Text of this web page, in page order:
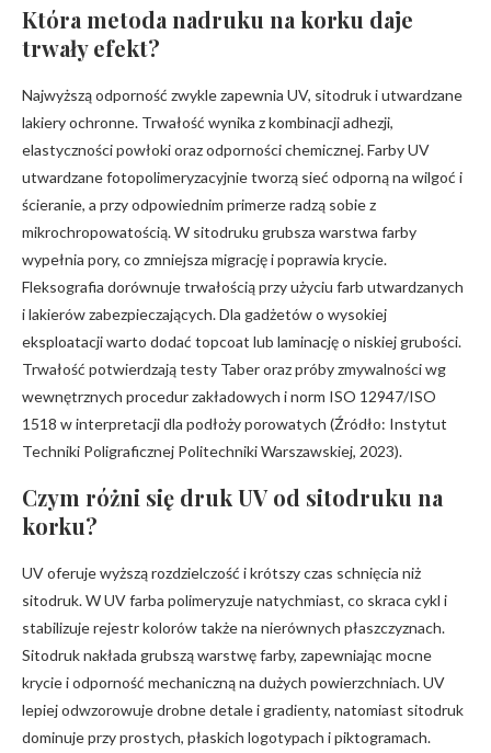
Która metoda nadruku na korku daje
trwały efekt?
Najwyższą odporność zwykle zapewnia UV, sitodruk i utwardzane
lakiery ochronne. Trwałość wynika z kombinacji adhezji,
elastyczności powłoki oraz odporności chemicznej. Farby UV
utwardzane fotopolimeryzacyjnie tworzą sieć odporną na wilgoć i
ścieranie, a przy odpowiednim primerze radzą sobie z
mikrochropowatością. W sitodruku grubsza warstwa farby
wypełnia pory, co zmniejsza migrację i poprawia krycie.
Fleksografia dorównuje trwałością przy użyciu farb utwardzanych
i lakierów zabezpieczających. Dla gadżetów o wysokiej
eksploatacji warto dodać topcoat lub laminację o niskiej grubości.
Trwałość potwierdzają testy Taber oraz próby zmywalności wg
wewnętrznych procedur zakładowych i norm ISO 12947/ISO
1518 w interpretacji dla podłoży porowatych (Źródło: Instytut
Techniki Poligraficznej Politechniki Warszawskiej, 2023).
Czym różni się druk UV od sitodruku na
korku?
UV oferuje wyższą rozdzielczość i krótszy czas schnięcia niż
sitodruk. W UV farba polimeryzuje natychmiast, co skraca cykl i
stabilizuje rejestr kolorów także na nierównych płaszczyznach.
Sitodruk nakłada grubszą warstwę farby, zapewniając mocne
krycie i odporność mechaniczną na dużych powierzchniach. UV
lepiej odwzorowuje drobne detale i gradienty, natomiast sitodruk
dominuje przy prostych, płaskich logotypach i piktogramach.